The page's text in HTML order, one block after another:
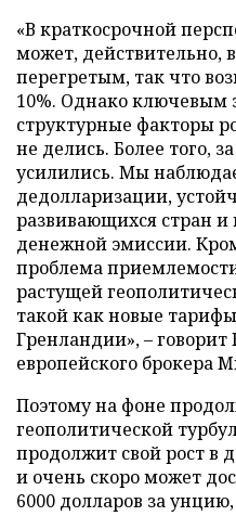
«В краткосрочной
может, действительно,
перегретым, так что
10%. Однако ключевым
структурные факторы
не делись. Более того,
усилились. Мы
дедолларизации,
развивающихся стран
денежной эмиссии.
проблема
растущей
такой как новые
Гренландии», –
европейского брокера
Поэтому на фоне
геополитической
продолжит свой рост в
и очень скоро может
6000 долларов за